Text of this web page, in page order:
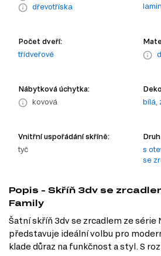
dřevotříska
Počet dveří:
třídveřové
Nábytková úchytka:
kovová
bílá,
Vnitřní uspořádání skříně:
tyč
s
se
Popis - Skříň 3dv se
Family
Šatní skříň 3dv se zrcadlem ze série
představuje ideální volbu pro
klade důraz na funkčnost a styl. S